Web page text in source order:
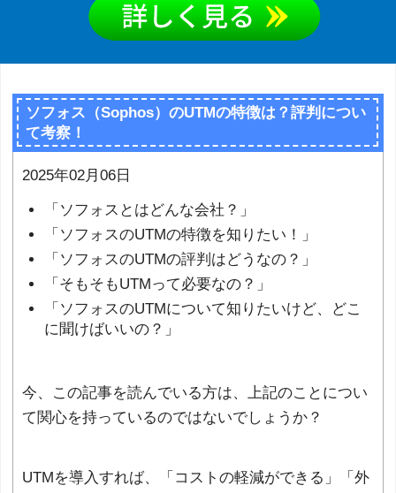
ソフォス（Sophos）のUTMの特徴は？評判につい
て考察！
2025年02月06日
「ソフォスとはどんな会社？」
「ソフォスのUTMの特徴を知りたい！」
「ソフォスのUTMの評判はどうなの？」
「そもそもUTMって必要なの？」
「ソフォスのUTMについて知りたいけど、どこ
に聞けばいいの？」
今、この記事を読んでいる方は、上記のことについ
て関心を持っているのではないでしょうか？
UTMを導入すれば、「コストの軽減ができる」「外